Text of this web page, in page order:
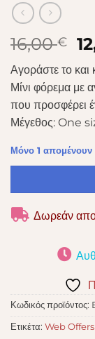
16,00€
Αγοράστε το και
Μίνι φόρεμα με
που προσφέρει
Μέγεθος: One
Μόνο 1
Δωρεάν
Κωδικός προϊόντος:
Ετικέτα: Web Offers